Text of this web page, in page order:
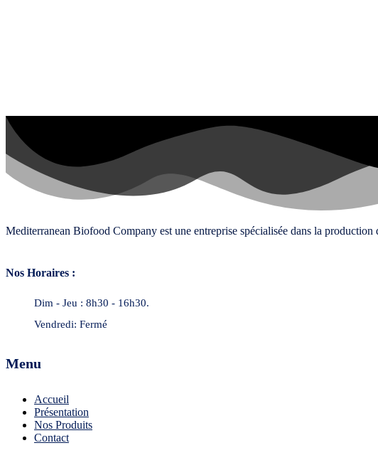
Mediterranean Biofood Company est une entreprise spécialisée dans la
Nos Horaires :
Dim - Jeu : 8h30 - 16h30.
Vendredi: Fermé
Menu
Accueil
Présentation
Nos Produits
Contact